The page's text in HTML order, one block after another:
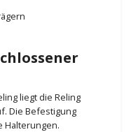
liegt die Reling
Die Befestigung
Halterungen.